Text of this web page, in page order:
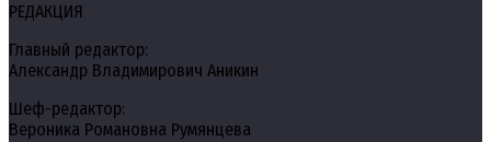
РЕДАКЦИЯ
Главный редактор:
Александр Владимирович Аникин
Шеф-редактор:
Вероника Романовна Румянцева